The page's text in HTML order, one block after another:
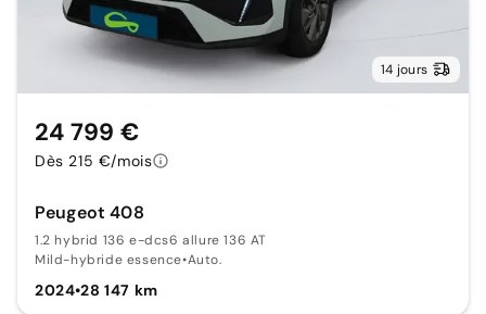
14 jours
Peugeot 408
1.2 hybrid 136 e-dcs6 allure 136 AT
Mild-hybride essence•Auto.
2024•28 147 km
24 799 €
Dès 215 €/mois